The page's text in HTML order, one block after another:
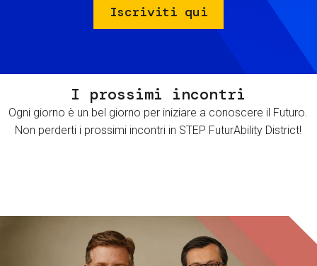
Iscriviti qui
I prossimi incontri
Ogni giorno è un bel giorno per iniziare a conoscere il Futuro.
Non perderti i prossimi incontri in STEP FuturAbility District!